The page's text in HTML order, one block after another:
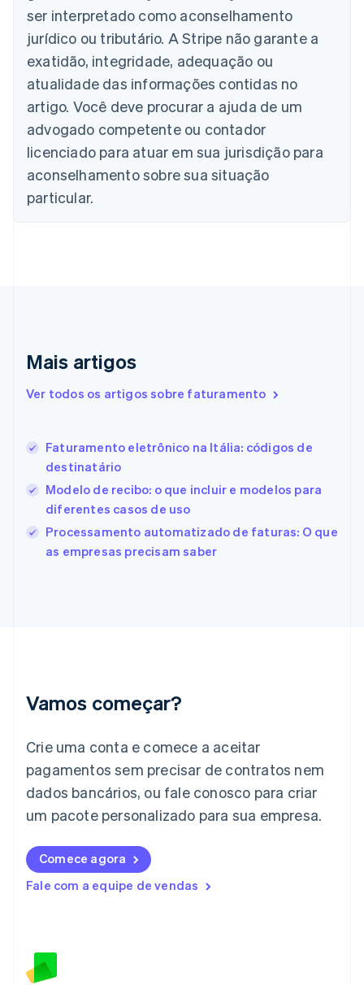
ser interpretado como aconselhamento
jurídico ou tributário. A Stripe não garante a
exatidão, integridade, adequação ou
atualidade das informações contidas no
artigo. Você deve procurar a ajuda de um
advogado competente ou contador
licenciado para atuar em sua jurisdição para
aconselhamento sobre sua situação
particular.
Mais artigos
Ver todos os artigos sobre faturamento
Faturamento eletrônico na Itália: códigos de
destinatário
Modelo de recibo: o que incluir e modelos para
diferentes casos de uso
Processamento automatizado de faturas: O que
as empresas precisam saber
Vamos começar?
Crie uma conta e comece a aceitar
pagamentos sem precisar de contratos nem
dados bancários, ou fale conosco para criar
um pacote personalizado para sua empresa.
Comece agora
Fale com a equipe de vendas
Bélgica
Brasil
PortuguêsEnglish
Bulgária
Canadá
EnglishFrançais
China continental
简体中文English
Chipre
English
Croácia
EnglishItaliano
EnglishItaliano
Español English
Estônia
Finlândia
English Svenska
França
Gibraltar
English
Itália
Japão
Letônia
English
Liechtenstein
Deutsch English
English
Luxemburgo
FrançaisDeutschEnglish
English
México